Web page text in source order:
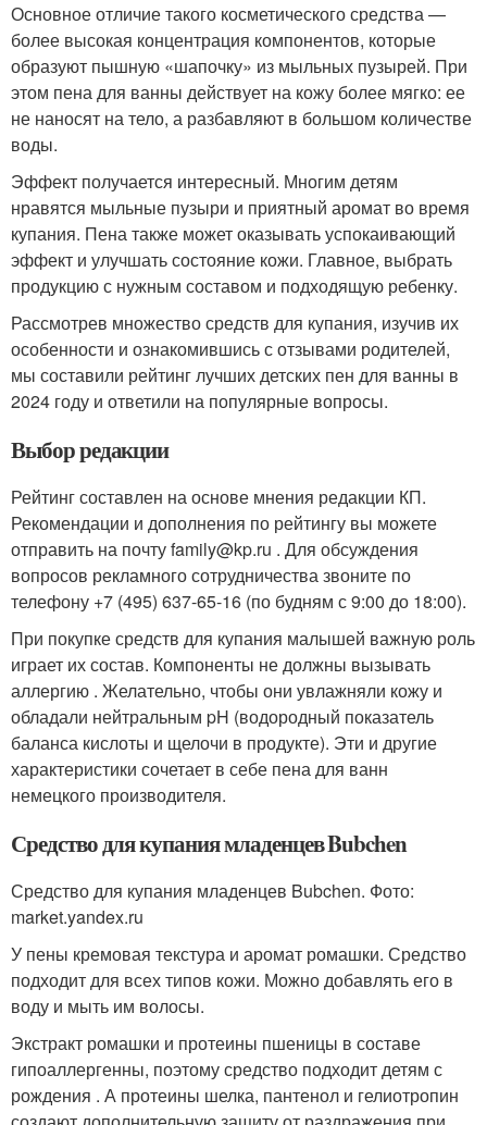
Основное отличие такого косметического средства —
более высокая концентрация компонентов, которые
образуют пышную «шапочку» из мыльных пузырей. При
этом пена для ванны действует на кожу более мягко: ее
не наносят на тело, а разбавляют в большом количестве
воды.
Эффект получается интересный. Многим детям
нравятся мыльные пузыри и приятный аромат во время
купания. Пена также может оказывать успокаивающий
эффект и улучшать состояние кожи. Главное, выбрать
продукцию с нужным составом и подходящую ребенку.
Рассмотрев множество средств для купания, изучив их
особенности и ознакомившись с отзывами родителей,
мы составили рейтинг лучших детских пен для ванны в
2024 году и ответили на популярные вопросы.
Выбор редакции
Рейтинг составлен на основе мнения редакции КП.
Рекомендации и дополнения по рейтингу вы можете
отправить на почту family@kp.ru . Для обсуждения
вопросов рекламного сотрудничества звоните по
телефону +7 (495) 637-65-16 (по будням с 9:00 до 18:00).
При покупке средств для купания малышей важную роль
играет их состав. Компоненты не должны вызывать
аллергию . Желательно, чтобы они увлажняли кожу и
обладали нейтральным pH (водородный показатель
баланса кислоты и щелочи в продукте). Эти и другие
характеристики сочетает в себе пена для ванн
немецкого производителя.
Средство для купания младенцев Bubchen
Средство для купания младенцев Bubchen. Фото:
market.yandex.ru
У пены кремовая текстура и аромат ромашки. Средство
подходит для всех типов кожи. Можно добавлять его в
воду и мыть им волосы.
Экстракт ромашки и протеины пшеницы в составе
гипоаллергенны, поэтому средство подходит детям с
рождения . А протеины шелка, пантенол и гелиотропин